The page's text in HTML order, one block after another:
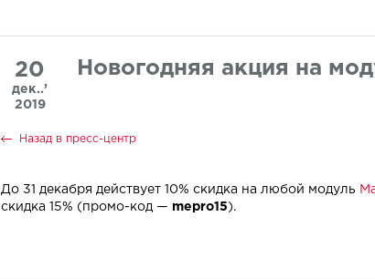
20
дек..’
2019
Новогодняя акция на
Назад в пресс-центр
До 31 декабря действует 10% скидка на любой модуль
скидка 15% (промо-код — mepro15).